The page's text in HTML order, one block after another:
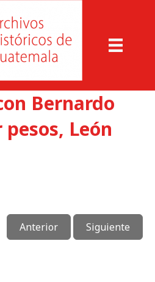
Bernardo
León
Anterior Siguiente